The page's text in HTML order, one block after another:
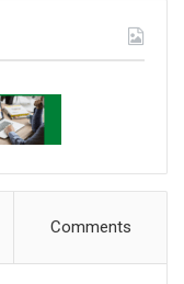
Comments